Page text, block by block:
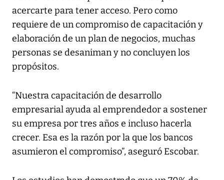
acercarte para tener acceso. Pero como
requiere de un compromiso de capacitación y
elaboración de un plan de negocios, muchas
personas se desaniman y no concluyen los
propósitos.
“Nuestra capacitación de desarrollo
empresarial ayuda al emprendedor a sostener
su empresa por tres años e incluso hacerla
crecer. Esa es la razón por la que los bancos
asumieron el compromiso”, aseguró Escobar.